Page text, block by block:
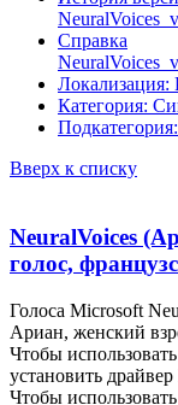
Справка
Локализация:
Категория:
Вверх к списку
NeuralVoices
голос,
Голоса Microsoft
Ариан, женский
Чтобы
установить
Чтобы